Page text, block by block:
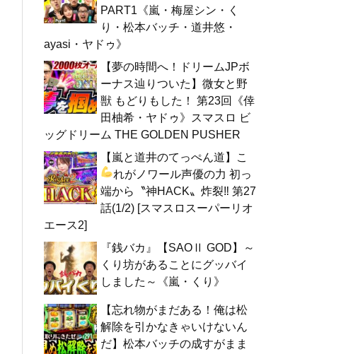
PART1《嵐・梅屋シン・く
り・松本バッチ・道井悠・
ayasi・ヤドゥ》
【夢の時間へ！ドリームJPボ
ーナス辿りついた】微女と野
獣 もどりもした！ 第23回《倖
田柚希・ヤドゥ》スマスロ ビ
ッグドリーム THE GOLDEN PUSHER
【嵐と道井のてっぺん道】こ
れがノワール声優の力 初っ
端から〝神HACK〟炸裂‼ 第27
話(1/2) [スマスロスーパーリオ
エース2]
『銭バカ』【SAOⅡ GOD】～
くり坊があることにグッバイ
しました～《嵐・くり》
【忘れ物がまだある！俺は松
解除を引かなきゃいけないん
だ】松本バッチの成すがまま